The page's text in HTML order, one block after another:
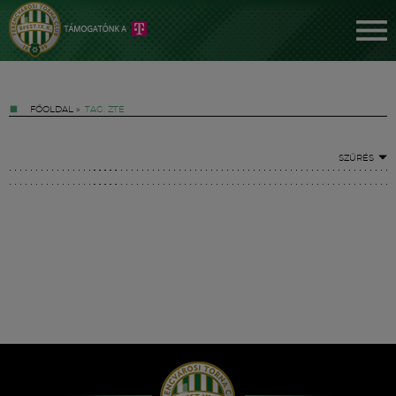
FŐOLDAL » TAG: ZTE
SZŰRÉS
Hírek